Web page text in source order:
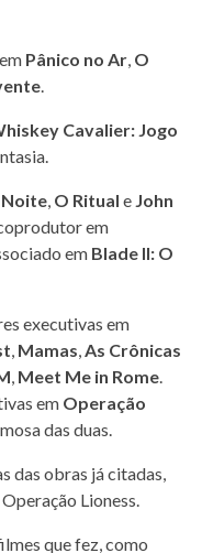
Pânico no Ar, O
.
Cavalier: Jogo
Noite, O Ritual e John
em
em Blade II: O
executivas em
, Mamas,As Crônicas
, Meet Me in Rome.
em Operação
das duas.
das obras já citadas,
Lioness.
que fez, como